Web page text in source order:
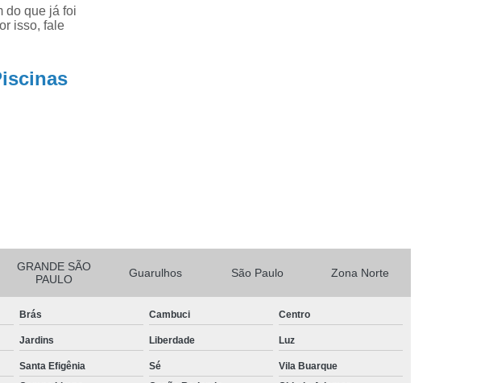
para Construtora
Obra
Conserto de Piscina
Piscina
Manutenção Filtro Piscina
Manutenção Motor Piscina
Piscina
Produto de Limpar Piscina
Produto Limpar Piscina
água de Piscina de Fibra
Produto para Limpar Borda da Piscina
Borda de Piscina
Produto para Limpar Fibra de Piscina
do que já foi
isso, fale
GRANDE SÃO
PAULO
Guarulhos São Paulo Zona Norte
Brás Cambuci Centro
Jardins Liberdade Luz
Santa Efigênia Sé
Vila Buarque